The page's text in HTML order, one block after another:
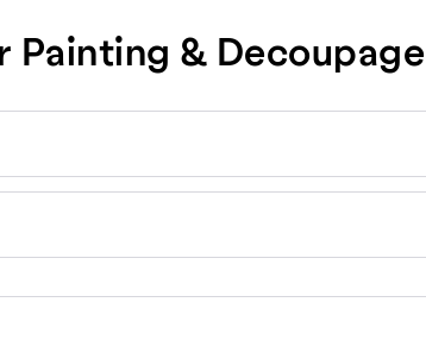
Painting & Decoupage